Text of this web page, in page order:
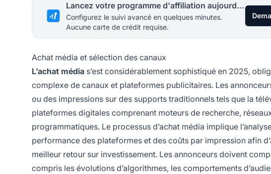
Lancez votre programme d'affiliation aujourd'hui
Configurez le suivi avancé en quelques minutes.
Aucune carte de crédit requise.
Achat média et sélection des canaux
L’achat média s’est considérablement sophistiqué en 2025,
complexe de canaux et plateformes publicitaires. Les
ou des impressions sur des supports traditionnels tels que la
plateformes digitales comprenant moteurs de recherche,
programmatiques. Le processus d’achat média implique
performance des plateformes et des coûts par impression afin
meilleur retour sur investissement. Les annonceurs doivent
compris les évolutions d’algorithmes, les comportements